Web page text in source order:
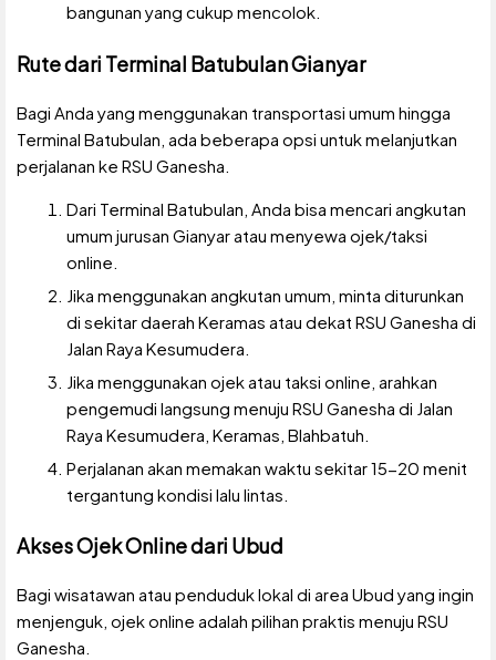
bangunan yang cukup mencolok.
Rute dari Terminal Batubulan Gianyar
Bagi Anda yang menggunakan transportasi umum hingga
Terminal Batubulan, ada beberapa opsi untuk melanjutkan
perjalanan ke RSU Ganesha.
Dari Terminal Batubulan, Anda bisa mencari angkutan
umum jurusan Gianyar atau menyewa ojek/taksi
online.
Jika menggunakan angkutan umum, minta diturunkan
di sekitar daerah Keramas atau dekat RSU Ganesha di
Jalan Raya Kesumudera.
Jika menggunakan ojek atau taksi online, arahkan
pengemudi langsung menuju RSU Ganesha di Jalan
Raya Kesumudera, Keramas, Blahbatuh.
Perjalanan akan memakan waktu sekitar 15-20 menit
tergantung kondisi lalu lintas.
Akses Ojek Online dari Ubud
Bagi wisatawan atau penduduk lokal di area Ubud yang ingin
menjenguk, ojek online adalah pilihan praktis menuju RSU
Ganesha.